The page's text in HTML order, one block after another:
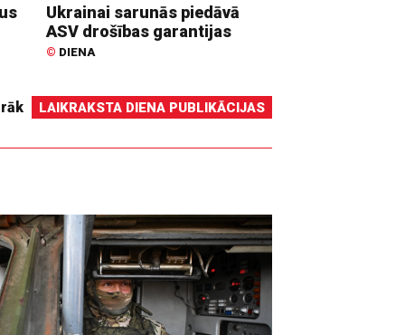
Ukrainai sarunās piedāvā
ASV drošības garantijas
© DIENA
LAIKRAKSTA DIENA PUBLIKĀCIJAS